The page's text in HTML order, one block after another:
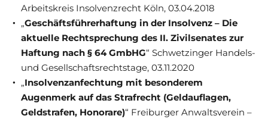
Arbeitskreis Insolvenzrecht Köln, 03.04.2018
„Geschäftsführerhaftung in der Insolvenz – Die
aktuelle Rechtsprechung des II. Zivilsenates zur
Haftung nach § 64 GmbHG“ Schwetzinger Handels-
und Gesellschaftsrechtstage, 03.11.2020
„Insolvenzanfechtung mit besonderem
Augenmerk auf das Strafrecht (Geldauflagen,
Geldstrafen, Honorare)“ Freiburger Anwaltsverein –